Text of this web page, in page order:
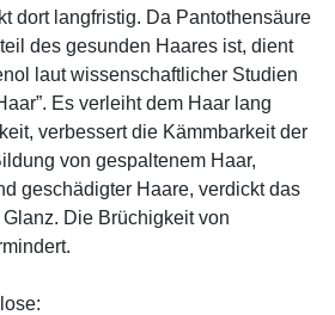
dort langfristig. Da Pantothensäure
des gesunden Haares ist, dient
laut wissenschaftlicher Studien
Es verleiht dem Haar lang
verbessert die Kämmbarkeit der
von gespaltenem Haar,
geschädigter Haare, verdickt das
Die Brüchigkeit von